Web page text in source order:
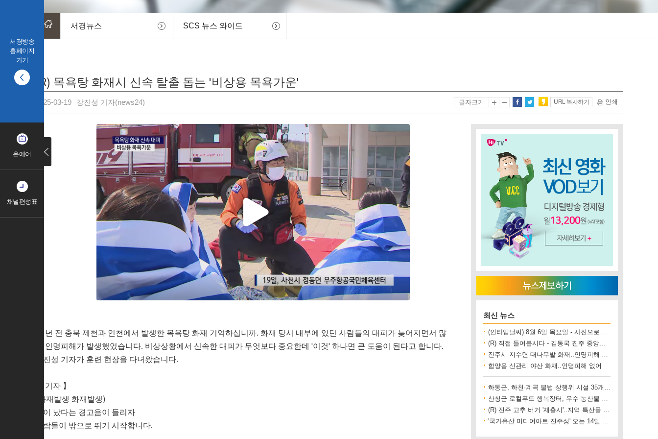
서경방송
홈페이지
가기
온에어
채널편성표
서경뉴스 SCS 뉴스 와이드
(R) 목욕탕 화재시 신속 탈출 돕는 '비상용 목욕가운'
2025-03-19 강진성 기자(news24) 글자크기 URL 복사하기 인쇄
수 년 전 충북 제천과 인천에서 발생한 목욕탕 화재 기억하십니까. 화재 당시 내부에 있던 사람들의 대피가 늦어지면서 많
은 인명피해가 발생했었습니다. 비상상황에서 신속한 대피가 무엇보다 중요한데 '이것' 하나면 큰 도움이 된다고 합니다.
강진성 기자가 훈련 현장을 다녀왔습니다.
【 기자 】
(화재발생 화재발생)
불이 났다는 경고음이 들리자
사람들이 밖으로 뛰기 시작합니다.
최신 뉴스
(인타임날씨) 8월 6일 목요일 - 사진으로보는 날씨
(R) 직접 들어봅시다 - 김동국 진주 중앙시장 상인회장
진주시 지수면 대나무밭 화재..인명피해 없어
함양읍 신관리 야산 화재..인명피해 없어
하동군, 하천·계곡 불법 상행위 시설 35개소 철거
산청군 로컬푸드 행복장터, 우수 농산물 직거래 사업장 인증
(R) 진주 고추 버거 '재출시'..지역 특산물 홍보 기대
'국가유산 미디어아트 진주성' 오는 14일 개막